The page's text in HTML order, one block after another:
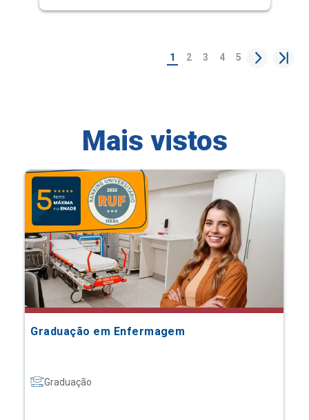
1 2 3 4 5
Mais vistos
Graduação em Enfermagem
Graduação